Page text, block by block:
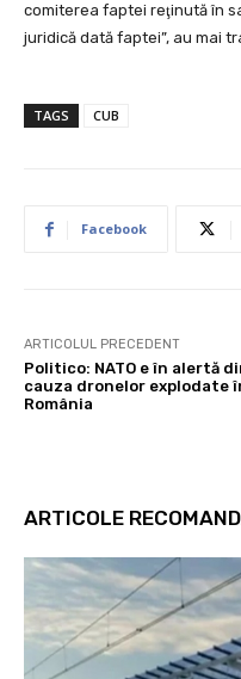
comiterea faptei reţinută în
juridică dată faptei”, au mai
TAGS CUB
Facebook
ARTICOLUL PRECEDENT
Politico: NATO e în alertă
cauza dronelor explodate
România
ARTICOLE